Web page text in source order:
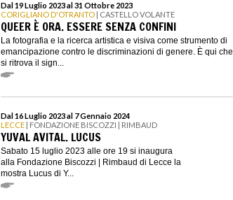
Dal 19 Luglio 2023 al 31 Ottobre 2023
CORIGLIANO D'OTRANTO | CASTELLO VOLANTE
QUEER È ORA. ESSERE SENZA CONFINI
La fotografia e la ricerca artistica e visiva come strumento di
emancipazione contro le discriminazioni di genere. È qui che
si ritrova il sign...
Dal 16 Luglio 2023 al 7 Gennaio 2024
LECCE | FONDAZIONE BISCOZZI | RIMBAUD
YUVAL AVITAL. LUCUS
Sabato 15 luglio 2023 alle ore 19 si inaugura
alla Fondazione Biscozzi | Rimbaud di Lecce la
mostra Lucus di Y...